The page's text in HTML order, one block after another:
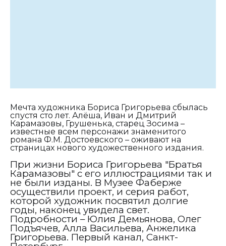
Мечта художника Бориса Григорьева сбылась
спустя сто лет. Алёша, Иван и Дмитрий
Карамазовы, Грушенька, старец Зосима –
известные всем персонажи знаменитого
романа Ф.М. Достоевского – оживают на
страницах нового художественного издания.
При жизни Бориса Григорьева "Братья
Карамазовы" с его иллюстрациями так и
не были изданы. В Музее Фаберже
осуществили проект, и серия работ,
которой художник посвятил долгие
годы, наконец увидела свет.
Подробности – Юлия Демьянова, Олег
Подъячев, Алла Васильева, Анжелика
Григорьева. Первый канал, Санкт-